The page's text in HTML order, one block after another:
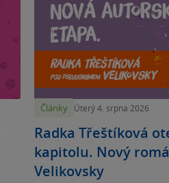
Články Úterý 4. srpna 2026
Radka Třeštíková
kapitolu. Nový
Velikovsky